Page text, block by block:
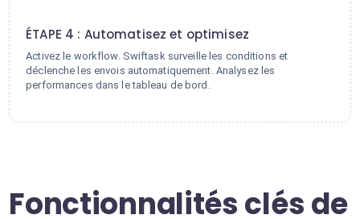
ÉTAPE 4 : Automatisez et optimisez
Activez le workflow. Swiftask surveille les conditions et
déclenche les envois automatiquement. Analysez les
performances dans le tableau de bord.
Fonctionnalités clés de